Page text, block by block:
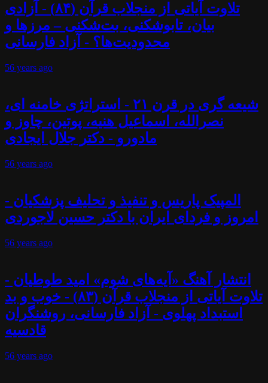
تلاوت آیاتی از منجلاب قرآن (۸۴) - آزادی
بیان، تابوشکنی، بت‌شکنی – مرزها و
محدودیت‌ها؟ - آزاد فارسانی
56 years ago
شیعه گری در قرن ۲۱ - استراتژی خامنه ای،
نصرالله، اسماعیل هنیه، پوتین، چاوز و
مادورو - دکتر جلال ایجادی
56 years ago
المپیک پاریس و تنفیذ و تحلیف پزشکیان -
امروز و فردای ایران با دکتر حسین لاجوردی
56 years ago
انتشار آهنگ «آیه‌های شوم» امید طوطیان -
تلاوت آیاتی از منجلاب قرآن (۸۳) - خوب و بد
استبداد پهلوی - آزاد فارسانی، روشنگران
قادسیه
56 years ago